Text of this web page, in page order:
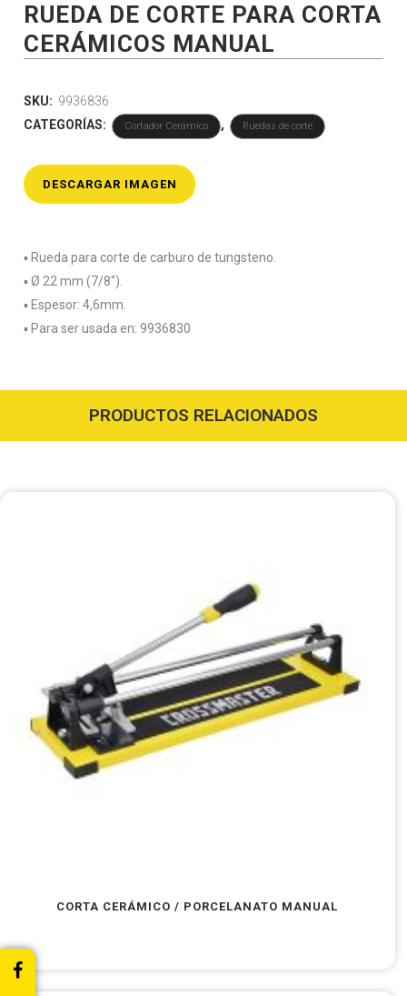
RUEDA DE CORTE PARA CORTA
CERÁMICOS MANUAL
SKU: 9936836
CATEGORÍAS:
Cortador Cerámico , Ruedas de corte
DESCARGAR IMAGEN
▪️ Rueda para corte de carburo de tungsteno.
▪️ Ø 22 mm (7/8″).
▪️ Espesor: 4,6mm.
▪️ Para ser usada en: 9936830
PRODUCTOS RELACIONADOS
CORTA CERÁMICO / PORCELANATO MANUAL